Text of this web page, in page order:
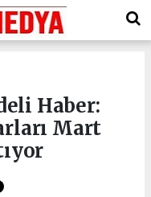
Haber:
Mart